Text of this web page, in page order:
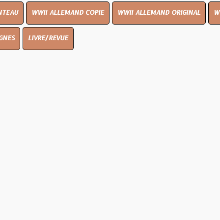
ALLEMAND COPIE WWII ALLEMAND ORIGINAL WWII UK